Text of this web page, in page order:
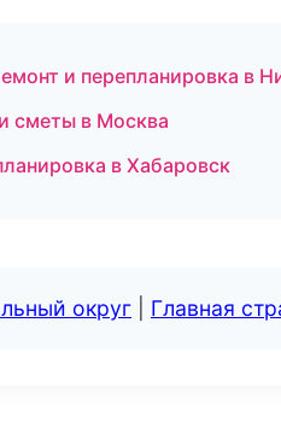
и перепланировка в
сметы в Москва
в Хабаровск
округ Главная